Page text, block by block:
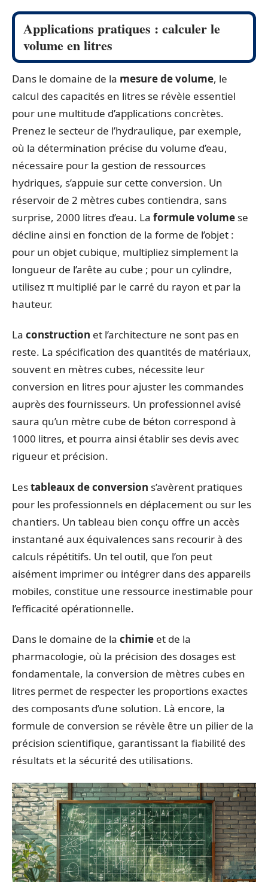
Applications pratiques : calculer le
volume en litres
Dans le domaine de la mesure de volume, le
calcul des capacités en litres se révèle essentiel
pour une multitude d’applications concrètes.
Prenez le secteur de l’hydraulique, par exemple,
où la détermination précise du volume d’eau,
nécessaire pour la gestion de ressources
hydriques, s’appuie sur cette conversion. Un
réservoir de 2 mètres cubes contiendra, sans
surprise, 2000 litres d’eau. La formule volume se
décline ainsi en fonction de la forme de l’objet :
pour un objet cubique, multipliez simplement la
longueur de l’arête au cube ; pour un cylindre,
utilisez π multiplié par le carré du rayon et par la
hauteur.
La construction et l’architecture ne sont pas en
reste. La spécification des quantités de matériaux,
souvent en mètres cubes, nécessite leur
conversion en litres pour ajuster les commandes
auprès des fournisseurs. Un professionnel avisé
saura qu’un mètre cube de béton correspond à
1000 litres, et pourra ainsi établir ses devis avec
rigueur et précision.
Lestableaux de conversion s’avèrent pratiques
pour les professionnels en déplacement ou sur les
chantiers. Un tableau bien conçu offre un accès
instantané aux équivalences sans recourir à des
calculs répétitifs. Un tel outil, que l’on peut
aisément imprimer ou intégrer dans des appareils
mobiles, constitue une ressource inestimable pour
l’efficacité opérationnelle.
Dans le domaine de la chimie et de la
pharmacologie, où la précision des dosages est
fondamentale, la conversion de mètres cubes en
litres permet de respecter les proportions exactes
des composants d’une solution. Là encore, la
formule de conversion se révèle être un pilier de la
précision scientifique, garantissant la fiabilité des
résultats et la sécurité des utilisations.